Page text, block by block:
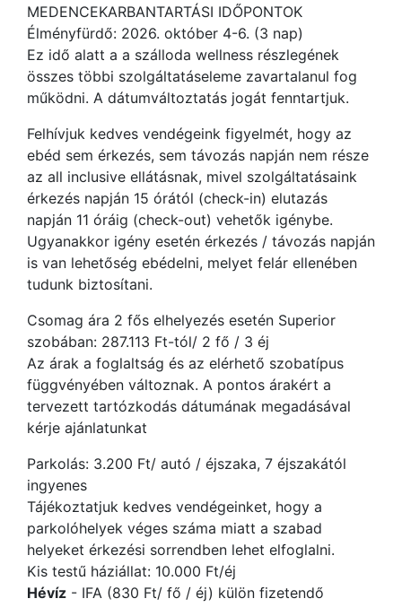
MEDENCEKARBANTARTÁSI IDŐPONTOK
Élményfürdő: 2026. október 4-6. (3 nap)
Ez idő alatt a a szálloda wellness részlegének
összes többi szolgáltatáseleme zavartalanul fog
működni. A dátumváltoztatás jogát fenntartjuk.
Felhívjuk kedves vendégeink figyelmét, hogy az
ebéd sem érkezés, sem távozás napján nem része
az all inclusive ellátásnak, mivel szolgáltatásaink
érkezés napján 15 órától (check-in) elutazás
napján 11 óráig (check-out) vehetők igénybe.
Ugyanakkor igény esetén érkezés / távozás napján
is van lehetőség ebédelni, melyet felár ellenében
tudunk biztosítani.
Csomag ára 2 fős elhelyezés esetén Superior
szobában: 287.113 Ft-tól/ 2 fő / 3 éj
Az árak a foglaltság és az elérhető szobatípus
függvényében változnak. A pontos árakért a
tervezett tartózkodás dátumának megadásával
kérje ajánlatunkat
Parkolás: 3.200 Ft/ autó / éjszaka, 7 éjszakától
ingyenes
Tájékoztatjuk kedves vendégeinket, hogy a
parkolóhelyek véges száma miatt a szabad
helyeket érkezési sorrendben lehet elfoglalni.
Kis testű háziállat: 10.000 Ft/éj
Hévíz - IFA (830 Ft/ fő / éj) külön fizetendő